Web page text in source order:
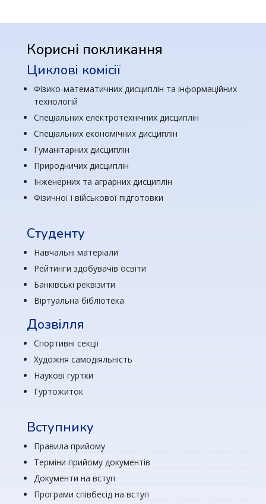
Корисні покликання
Циклові комісії
Фізико-математичних дисциплін та інформаційних
технологій
Спеціальних електротехнічних дисциплін
Спеціальних економічних дисциплін
Гуманітарних дисциплін
Природничих дисциплін
Інженерних та аграрних дисциплін
Фізичної і військової підготовки
Студенту
Навчальні матеріали
Рейтинги здобувачів освіти
Банківські реквізити
Віртуальна бібліотека
Дозвілля
Спортивні секції
Художня самодіяльність
Наукові гуртки
Гуртожиток
Вступнику
Правила прийому
Терміни прийому документів
Документи на вступ
Програми співбесід на вступ